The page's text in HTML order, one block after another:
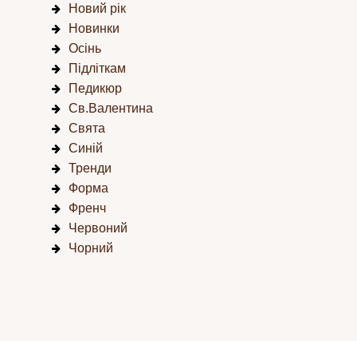
Новий рік
Новинки
Осінь
Підліткам
Педикюр
Св.Валентина
Свята
Синій
Тренди
Форма
Френч
Червоний
Чорний